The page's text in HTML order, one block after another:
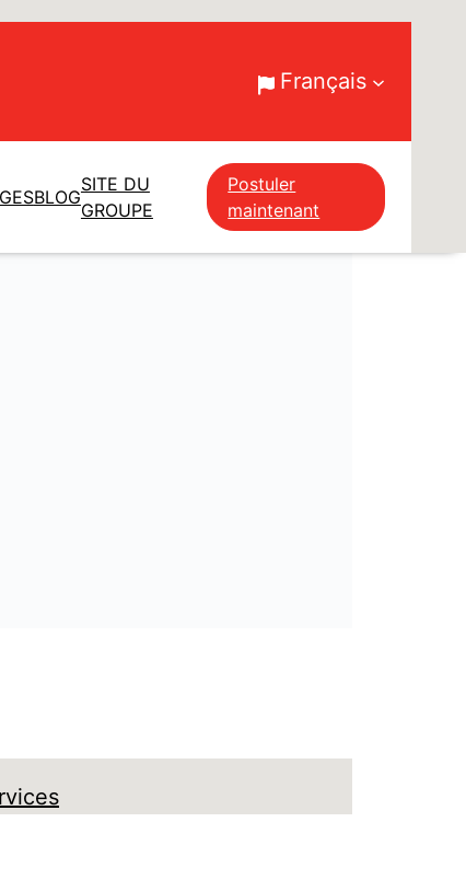
Français
BLOG
SITE DU
GROUPE
Postuler
maintenant